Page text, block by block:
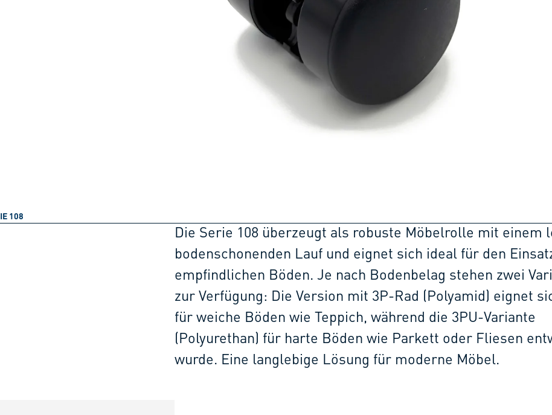
108
Die Serie 108 überzeugt als robuste Möbelrolle mit einem
bodenschonenden Lauf und eignet sich ideal für den
empfindlichen Böden. Je nach Bodenbelag stehen zwei
zur Verfügung: Die Version mit 3P-Rad (Polyamid) eignet
für weiche Böden wie Teppich, während die 3PU-Variante
(Polyurethan) für harte Böden wie Parkett oder Fliesen
wurde. Eine langlebige Lösung für moderne Möbel.